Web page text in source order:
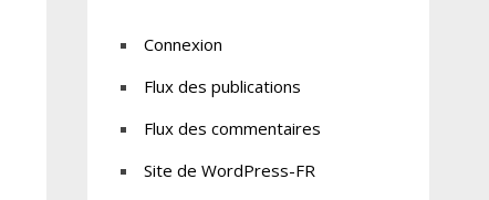
Connexion
Flux des publications
Flux des commentaires
Site de WordPress-FR